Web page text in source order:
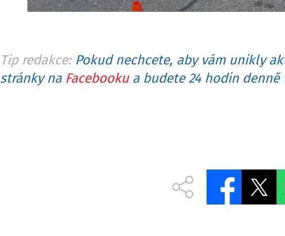
Tip redakce: Pokud nechcete, aby vám unikly
stránky na Facebookua budete 24 hodin denně